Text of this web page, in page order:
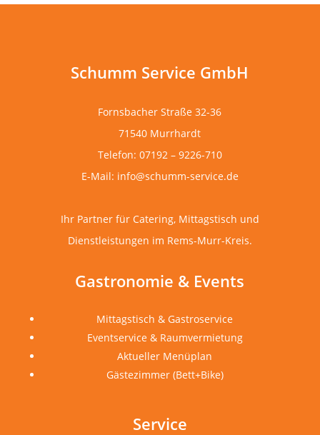
Schumm Service GmbH
Fornsbacher Straße 32-36
71540 Murrhardt
Telefon: 07192 – 9226-710
E-Mail: info@schumm-service.de
Ihr Partner für Catering, Mittagstisch und
Dienstleistungen im Rems-Murr-Kreis.
Gastronomie & Events
Mittagstisch & Gastroservice
Eventservice & Raumvermietung
Aktueller Menüplan
Gästezimmer (Bett+Bike)
Service